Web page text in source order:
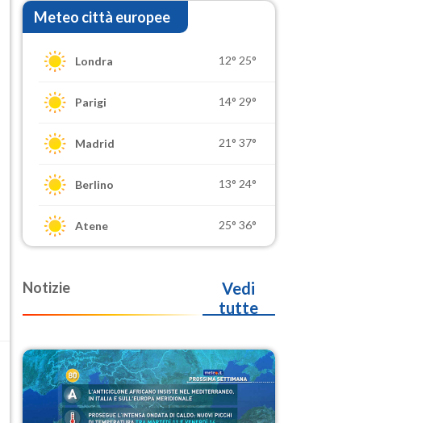
Meteo città europee
Londra 12° 25°
Parigi 14° 29°
Madrid 21° 37°
Berlino 13° 24°
Atene 25° 36°
Notizie
Vedi
tutte